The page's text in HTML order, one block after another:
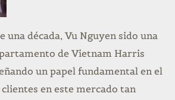
una década, Vu Nguyen sido una
de Vietnam Harris
un papel fundamental en el
en este mercado tan